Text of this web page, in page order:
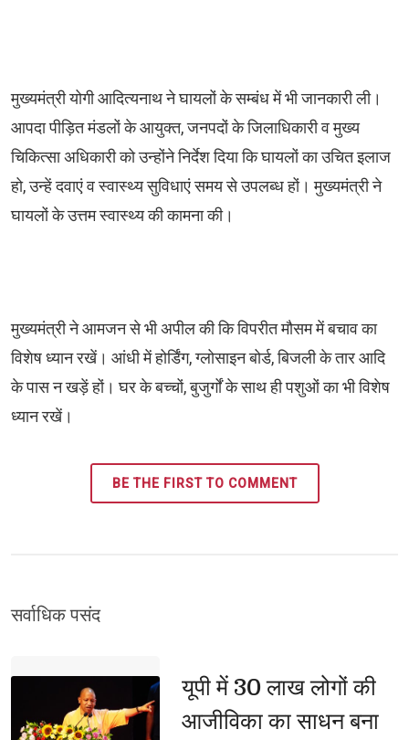
मुख्यमंत्री योगी आदित्यनाथ ने घायलों के सम्बंध में भी जानकारी ली।
आपदा पीड़ित मंडलों के आयुक्त, जनपदों के जिलाधिकारी व मुख्य
चिकित्सा अधिकारी को उन्होंने निर्देश दिया कि घायलों का उचित इलाज
हो, उन्हें दवाएं व स्वास्थ्य सुविधाएं समय से उपलब्ध हों। मुख्यमंत्री ने
घायलों के उत्तम स्वास्थ्य की कामना की।
मुख्यमंत्री ने आमजन से भी अपील की कि विपरीत मौसम में बचाव का
विशेष ध्यान रखें। आंधी में होर्डिंग, ग्लोसाइन बोर्ड, बिजली के तार आदि
के पास न खड़ें हों। घर के बच्चों, बुजुर्गों के साथ ही पशुओं का भी विशेष
ध्यान रखें।
BE THE FIRST TO COMMENT
सर्वाधिक पसंद
यूपी में 30 लाख लोगों की
आजीविका का साधन बना